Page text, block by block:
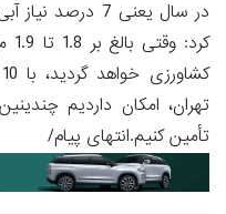
در سال یعنی 7
تهران، امکان داردیم
تأمین کنیم.انتهای پیام/